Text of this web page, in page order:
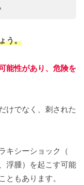
う。
能性があり、危険を
けでなく、刺された
キシーショック（
浮腫）を起こす可能
ともあります。